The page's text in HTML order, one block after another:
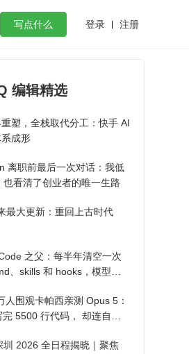
写点什么 登录 注册
flutter
编辑精选
塑，全栈取代分工：快手 AI
成形
离职前最后一次对话：我低
也看清了创业者的唯一生路
最大更新：重回上古时代
之父：每半年清空一次
、skills 和 hooks，模型自
人围观卡帕西亲测 Opus 5：
5500 行代码， 却连自己
圳 2026 全日程揭晓｜聚焦